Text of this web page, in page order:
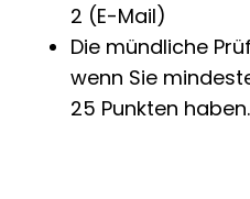
2 (E-Mail)
Die mündliche
wenn Sie
25 Punkten haben.